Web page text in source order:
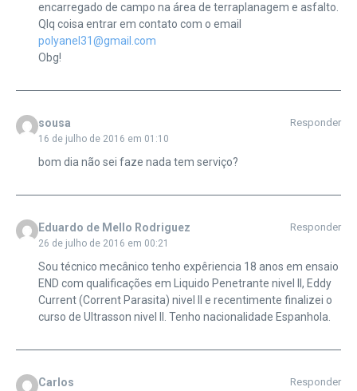
encarregado de campo na área de terraplanagem e asfalto.
Qlq coisa entrar em contato com o email
polyanel31@gmail.com
Obg!
sousa
16 de julho de 2016 em 01:10
Responder
bom dia não sei faze nada tem serviço?
Eduardo de Mello Rodriguez
26 de julho de 2016 em 00:21
Responder
Sou técnico mecânico tenho expêriencia 18 anos em ensaio
END com qualificações em Liquido Penetrante nivel ll, Eddy
Current (Corrent Parasita) nivel ll e recentimente finalizei o
curso de Ultrasson nivel ll. Tenho nacionalidade Espanhola.
Carlos Responder